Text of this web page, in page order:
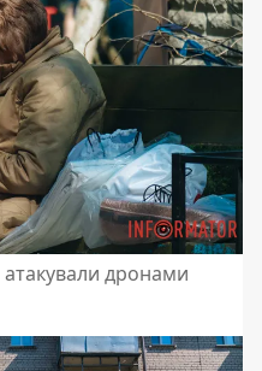
атакували дронами